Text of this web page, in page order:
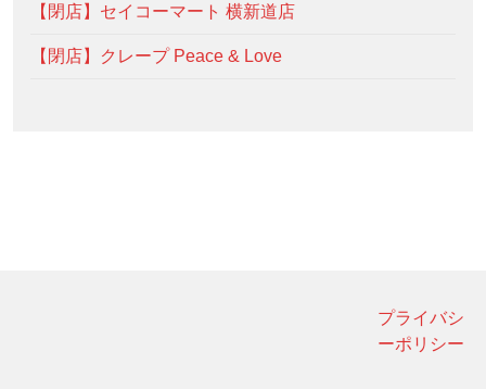
【閉店】セイコーマート 横新道店
【閉店】クレープ Peace & Love
プライバシ
ーポリシー